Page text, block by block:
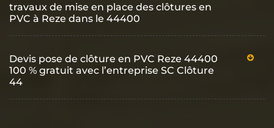
travaux de mise en place des clôtures en
PVC à Reze dans le 44400
Devis pose de clôture en PVC Reze 44400
100 % gratuit avec l’entreprise SC Clôture
44